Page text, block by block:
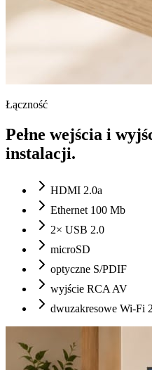
Łączność
Pełne wejścia i
instalacji.
HDMI 2.0a
Ethernet 100 Mb
2× USB 2.0
microSD
optyczne S/PDIF
wyjście RCA AV
dwuzakresowe Wi-Fi